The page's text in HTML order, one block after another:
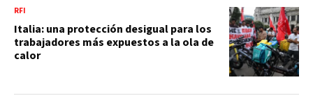
RFI
Italia: una protección desigual para los
trabajadores más expuestos a la ola de
calor